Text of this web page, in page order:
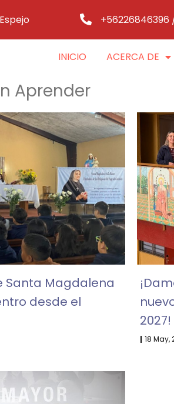
+56226846396
INICIO ACERCA DE
Aprender
Santa Magdalena
desde el
2027!
| 18 May,